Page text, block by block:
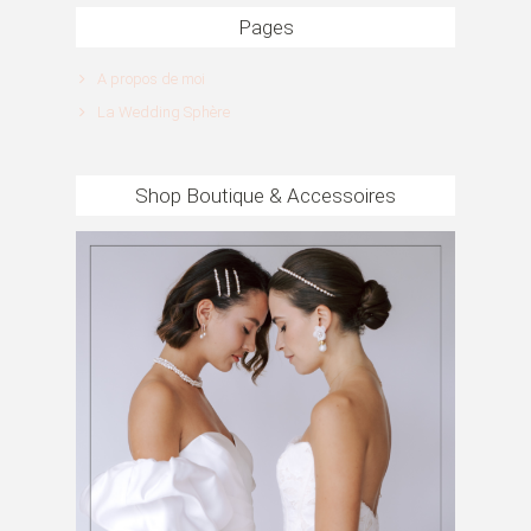
Pages
A propos de moi
La Wedding Sphère
Shop Boutique & Accessoires